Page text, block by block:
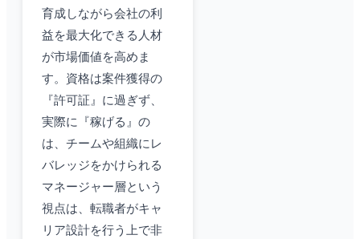
育成しながら会社の利
益を最大化できる人材
が市場価値を高めま
す。資格は案件獲得の
『許可証』に過ぎず、
実際に『稼げる』の
は、チームや組織にレ
バレッジをかけられる
マネージャー層という
視点は、転職者がキャ
リア設計を行う上で非